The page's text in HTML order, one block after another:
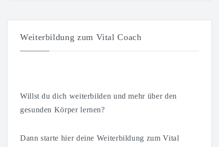
Weiterbildung zum Vital Coach
Willst du dich weiterbilden und mehr über den
gesunden Körper lernen?
Dann starte hier deine Weiterbildung zum Vital